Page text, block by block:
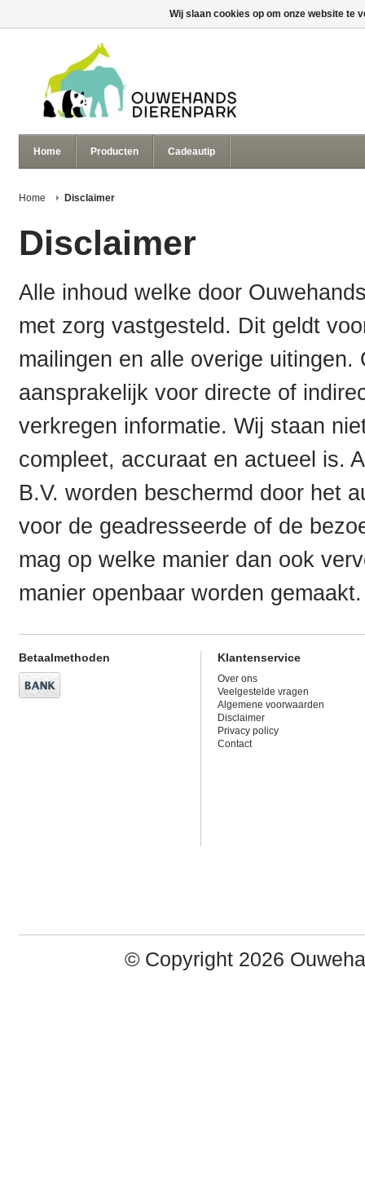
Home Producten Cadeautip
Home Disclaimer
Disclaimer
Alle inhoud welke door
met zorg vastgesteld. Dit geldt
mailingen en alle overige
aansprakelijk voor directe of
verkregen informatie. Wij staan
compleet, accuraat en actueel is.
B.V. worden beschermd door het
voor de geadresseerde of de
mag op welke manier dan ook
manier openbaar worden gemaakt.
Betaalmethoden Klantenservice
Over ons
Veelgestelde vragen
Algemene voorwaarden
Disclaimer
Privacy policy
Contact
© Copyright 2026
Wij slaan cookies op om onze website te